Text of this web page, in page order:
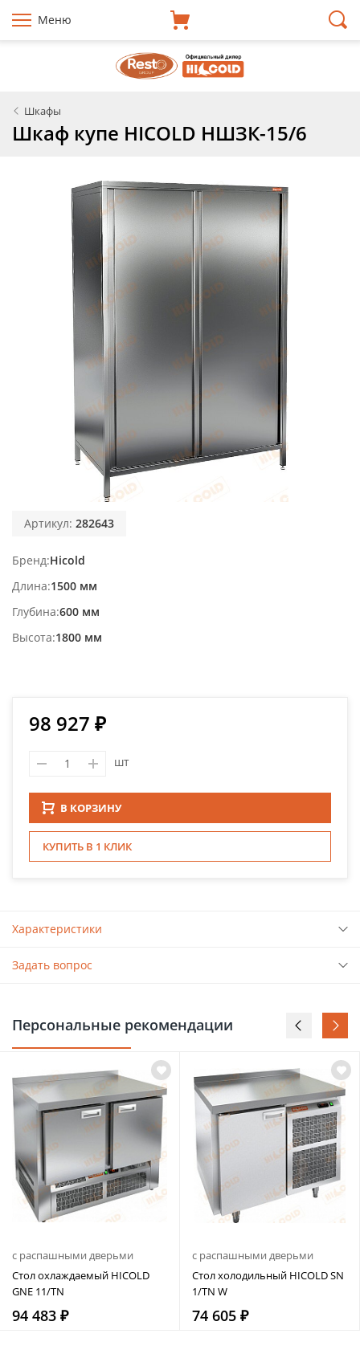
Меню
Шкафы
Шкаф купе HICOLD НШЗК-15/6
Артикул: 282643
Бренд Hicold
Длина 1500 мм
Глубина 600 мм
Высота 1800 мм
98 927 ₽
шт
В КОРЗИНУ
КУПИТЬ В 1 КЛИК
Характеристики
Задать вопрос
Персональные рекомендации
с распашными дверьми
Стол охлаждаемый HICOLD
GNE 11/TN
94 483 ₽
с распашными дверьми
Стол холодильный HICOLD SN
1/TN W
74 605 ₽